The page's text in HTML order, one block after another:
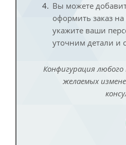
Вы можете
оформить заказ
укажите ваши
уточним детали и
Конфигурация
желаемых